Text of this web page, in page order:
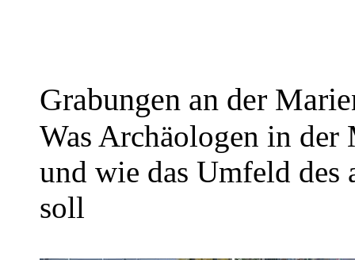
Grabungen an der
Was Archäologen in
und wie das Umfeld des
soll